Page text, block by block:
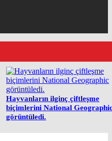
Hayvanların ilginç çiftleşme
biçimlerini National
görüntüledi.